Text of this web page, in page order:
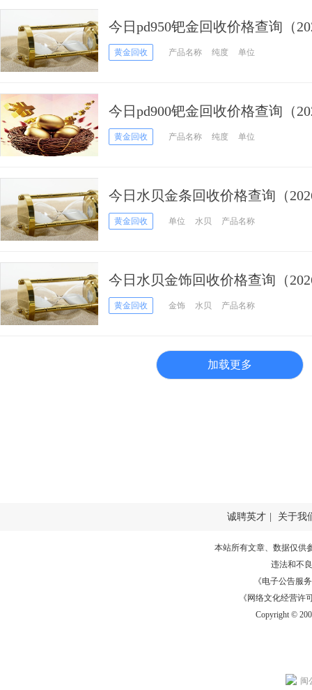
今日pd950钯金回收价格查询（
黄金回收 产品名称 纯度 单位
今日pd900钯金回收价格查询（
黄金回收 产品名称 纯度 单位
今日水贝金条回收价格查询（
黄金回收 单位 水贝 产品名称
今日水贝金饰回收价格查询（
黄金回收 金饰 水贝 产品名称
加载更多
诚聘英才 关于我
本站所有文章、数据仅供
违法和不
《电子公告服务
《网络文化经营许
Copyright ©
闽